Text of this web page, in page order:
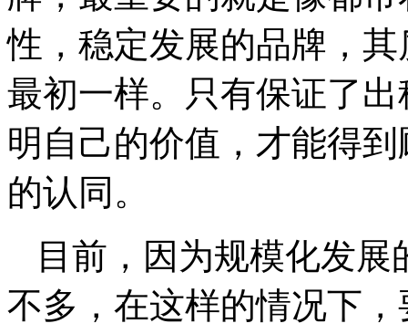
性，稳定发展的品牌，
最初一样。只有保证了
明自己的价值，才能得
的认同。
目前，因为规模化发
不多，在这样的情况下